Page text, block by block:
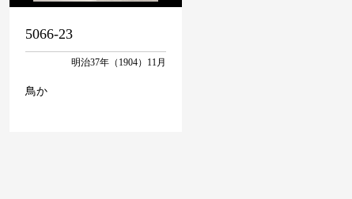
5066-23
明治37年（1904）11月
鳥か